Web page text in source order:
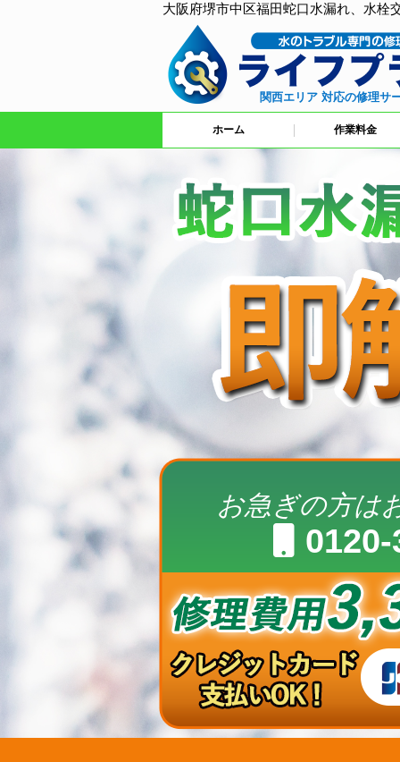
大阪府堺市中区福田蛇口水漏れ、水栓
関西エリア 対応の修理サ
ホーム 作業料金
お急ぎの方は